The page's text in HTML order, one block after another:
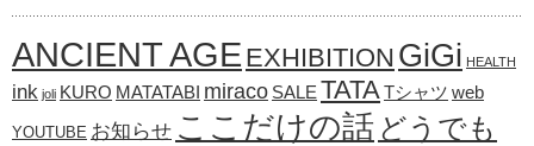
ANCIENT AGE EXHIBITION GiGi HEALTH
ink joli KURO MATATABI miraco SALE TATATシャツ web
YOUTUBE お知らせ ここだけの話 どうでも